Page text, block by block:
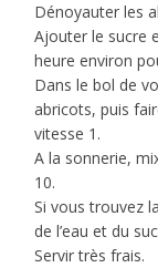
Dénoyauter les
Ajouter le sucre
heure environ
Dans le bol de
abricots, puis
vitesse 1.
A la sonnerie,
10.
Si vous trouvez
de l’eau et du
Servir très frais.